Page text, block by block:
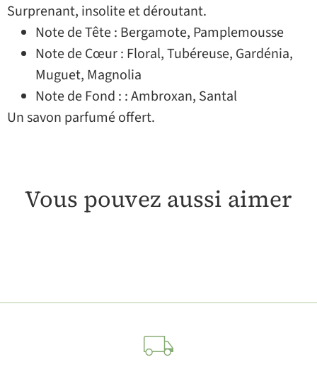
Surprenant, insolite et déroutant.
Note de Tête : Bergamote, Pamplemousse
Note de Cœur : Floral, Tubéreuse, Gardénia,
Muguet, Magnolia
Note de Fond : : Ambroxan, Santal
Un savon parfumé offert.
Vous pouvez aussi aimer